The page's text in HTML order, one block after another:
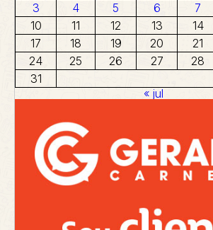
3
4 5 6 7
10
11 12 13 14
17
18 19 20 21
24
25 26 27 28
31
« jul